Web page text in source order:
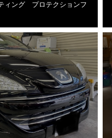
ィング
プロテクションフ